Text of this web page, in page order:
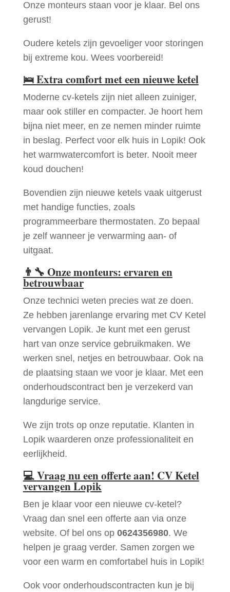
Onze monteurs staan voor je klaar. Bel ons
gerust!
Oudere ketels zijn gevoeliger voor storingen
bij extreme kou. Wees voorbereid!
🛌Extra comfort met een nieuwe ketel
Moderne cv-ketels zijn niet alleen zuiniger,
maar ook stiller en compacter. Je hoort hem
bijna niet meer, en ze nemen minder ruimte
in beslag. Perfect voor elk huis in Lopik! Ook
het warmwatercomfort is beter. Nooit meer
koud douchen!
Bovendien zijn nieuwe ketels vaak uitgerust
met handige functies, zoals
programmeerbare thermostaten. Zo bepaal
je zelf wanneer je verwarming aan- of
uitgaat.
👨‍🔧 Onze monteurs: ervaren en
betrouwbaar
Onze technici weten precies wat ze doen.
Ze hebben jarenlange ervaring met CV Ketel
vervangen Lopik. Je kunt met een gerust
hart van onze service gebruikmaken. We
werken snel, netjes en betrouwbaar. Ook na
de plaatsing staan we voor je klaar. Met een
onderhoudscontract ben je verzekerd van
langdurige service.
We zijn trots op onze reputatie. Klanten in
Lopik waarderen onze professionaliteit en
eerlijkheid.
💻Vraag nu een offerte aan! CV Ketel
vervangen Lopik
Ben je klaar voor een nieuwe cv-ketel?
Vraag dan snel een offerte aan via onze
website. Of bel ons op 0624356980. We
helpen je graag verder. Samen zorgen we
voor een warm en comfortabel huis in Lopik!
Ook voor onderhoudscontracten kun je bij